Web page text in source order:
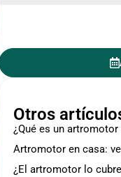
Otros
¿Qué es un artromotor
Artromotor en casa:
¿El artromotor lo